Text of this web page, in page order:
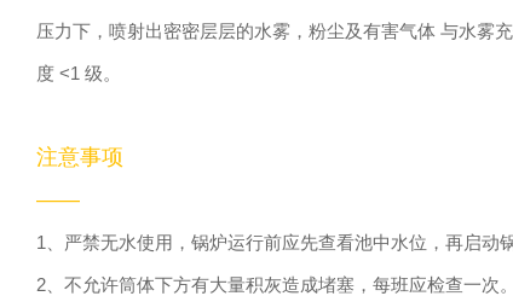
压力下，喷射出密密层层的水雾，粉尘及有害气体 与水雾
度 <1 级。
注意事项
——
1、严禁无水使用，锅炉运行前应先查看池中水位，再启动
2、不允许筒体下方有大量积灰造成堵塞，每班应检查一次。